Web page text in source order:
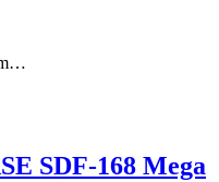
SDF-168 Mega